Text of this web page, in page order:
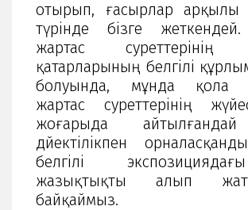
отырып, ғасырлар арқылы
түрінде бізге
жартас суреттерінің
қатарларының белгілі
болуында, мұнда қола
жартас суреттерінің
жоғарыда айтылғандай
дәйектілікпен
белгілі
жазықтықты алып
байқаймыз.